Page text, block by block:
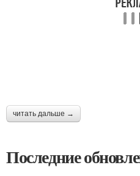
читать дальше →
Последние